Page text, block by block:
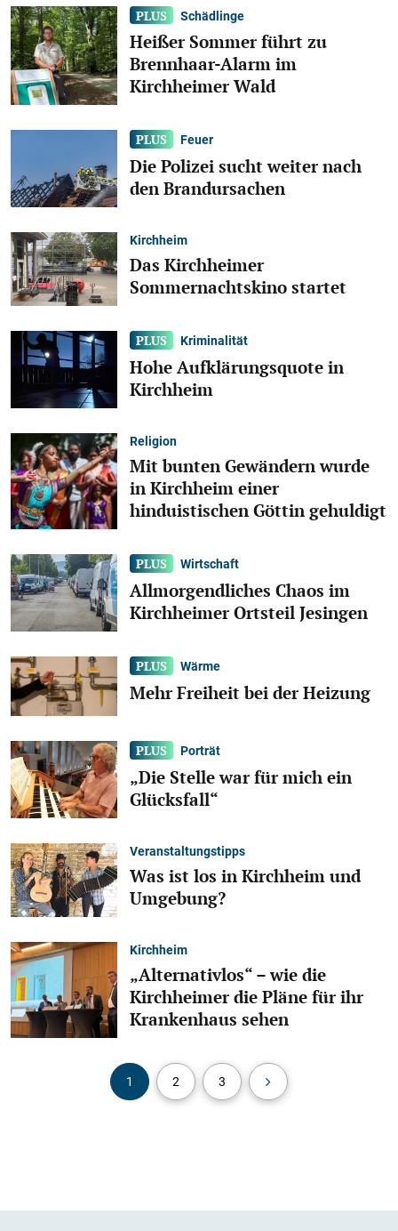
Schädlinge
Heißer Sommer führt zu
Brennhaar-Alarm im
Kirchheimer Wald
Feuer
Die Polizei sucht weiter nach
den Brandursachen
Kirchheim
Das Kirchheimer
Sommernachtskino startet
Kriminalität
Hohe Aufklärungsquote in
Kirchheim
Religion
Mit bunten Gewändern wurde
in Kirchheim einer
hinduistischen Göttin gehuldigt
Wirtschaft
Allmorgendliches Chaos im
Kirchheimer Ortsteil Jesingen
Wärme
Mehr Freiheit bei der Heizung
Porträt
„Die Stelle war für mich ein
Glücksfall“
Veranstaltungstipps
Was ist los in Kirchheim und
Umgebung?
Kirchheim
„Alternativlos“ – wie die
Kirchheimer die Pläne für ihr
Krankenhaus sehen
1 2 3